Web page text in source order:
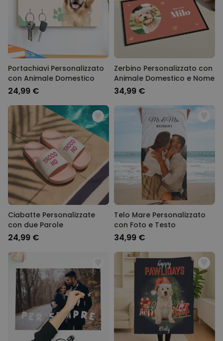
Portachiavi Personalizzato
con Animale Domestico
24,99 €
Zerbino Personalizzato con
Animale Domestico e Nome
34,99 €
Ciabatte Personalizzate
con due Parole
24,99 €
Telo Mare Personalizzato
con Foto e Testo
34,99 €